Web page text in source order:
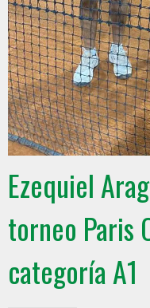
Ezequiel
torneo Paris
categoría A1